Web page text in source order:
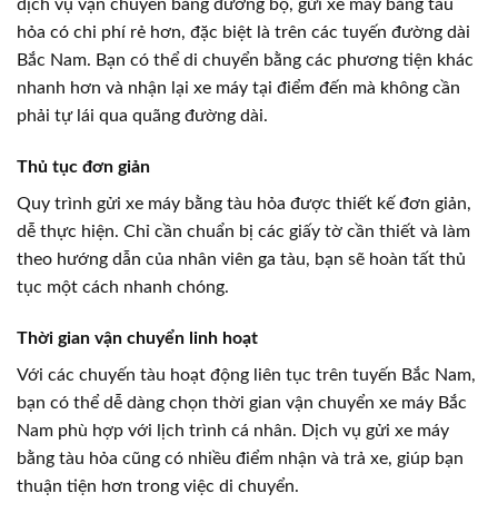
dịch vụ vận chuyển bằng đường bộ, gửi xe máy bằng tàu
hỏa có chi phí rẻ hơn, đặc biệt là trên các tuyến đường dài
Bắc Nam. Bạn có thể di chuyển bằng các phương tiện khác
nhanh hơn và nhận lại xe máy tại điểm đến mà không cần
phải tự lái qua quãng đường dài.
Thủ tục đơn giản
Quy trình gửi xe máy bằng tàu hỏa được thiết kế đơn giản,
dễ thực hiện. Chỉ cần chuẩn bị các giấy tờ cần thiết và làm
theo hướng dẫn của nhân viên ga tàu, bạn sẽ hoàn tất thủ
tục một cách nhanh chóng.
Thời gian vận chuyển linh hoạt
Với các chuyến tàu hoạt động liên tục trên tuyến Bắc Nam,
bạn có thể dễ dàng chọn thời gian vận chuyển xe máy Bắc
Nam phù hợp với lịch trình cá nhân. Dịch vụ gửi xe máy
bằng tàu hỏa cũng có nhiều điểm nhận và trả xe, giúp bạn
thuận tiện hơn trong việc di chuyển.